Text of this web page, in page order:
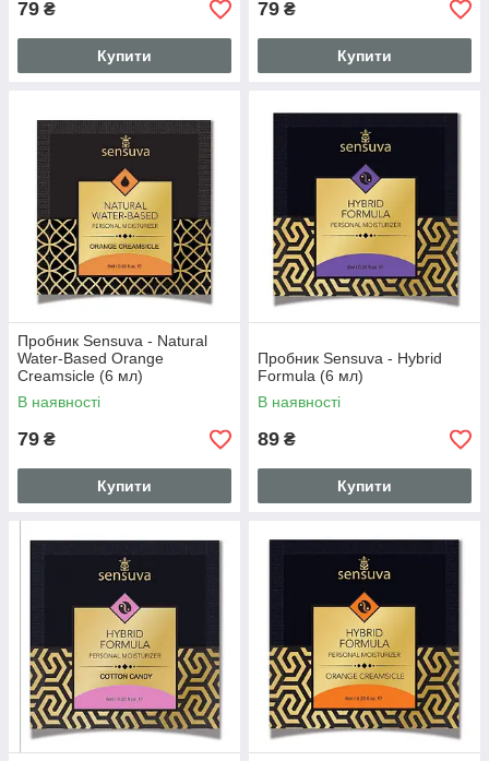
79 ₴
Купити
79 ₴
Купити
Пробник Sensuva - Natural
Water-Based Orange
Creamsicle (6 мл)
В наявності
79 ₴
Купити
Пробник Sensuva - Hybrid
Formula (6 мл)
В наявності
89 ₴
Купити